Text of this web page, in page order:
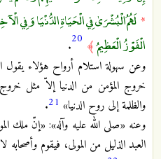
* لَهُمُ الْبُشْرَىٰ فِي الْحَيَاةِ الدُّنْيَا
الْفَوْزُ الْعَظِيمُ﴾ 20
.
وعن سهولة استلام أرواح هؤلاء يقول
خروج المؤمن من الدنيا إلاّ مثل
والظلمة إلى روح الدنيا» 21
.
وعنه «صلى الله عليه وآله»: «إنّ ملك
العبد الذليل من المولى، فيقوم